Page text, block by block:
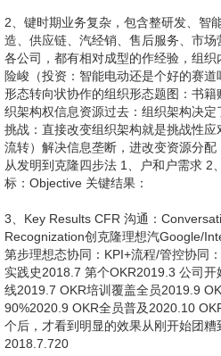
吧！
资源描述
1、张辉 2020.12.18OKR在理想汽：
关键路径全世界亟待解决的关键问题
识到类此刻已经掌握的，在宇宙中地球
以及如何尽快地掌握这些信息。前中已
键路径上设置阶段性屏障，阻碍类理解
我们是如何理解OKR的？问与答
OKR 回顾；复盘周报、报：内容、设
OKR？挑战-复杂的内外部环境2018年
2、键时期业务复杂，包含整研发、智
造、供应链、汽经销、售后服务、市
各公司，都有相对成型的作经验，组织
险峻（投资：智能电动还是个好的赛道